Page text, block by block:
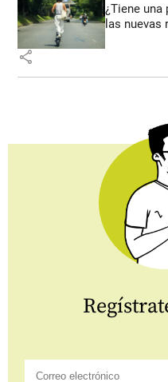
¿Tiene
las
share